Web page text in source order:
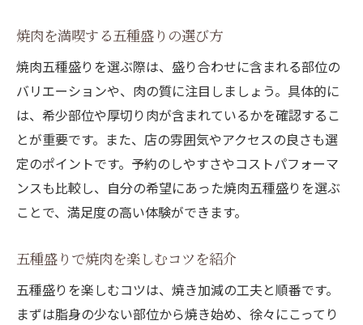
焼肉五種盛りを選ぶ際のポイントまとめ
焼肉五種盛り選びで重視したいポイント
満足度を高める焼肉五種盛りの選び方
焼肉五種盛りを選ぶ時に確認すべきこと
自分好みの焼肉五種盛りを見つけるコツ
焼肉五種盛り選びの注意点とアドバイス
焼肉五種盛りを賢く選ぶためのヒント
コスパ重視で選ぶ焼肉五種盛りの楽しみ方
焼肉五種盛りをコスパ重視で楽しむ方法
コスパの良い焼肉五種盛り活用術を紹介
焼肉五種盛りでお得感を味わうコツ
焼肉を満喫する五種盛りの選び方
焼肉五種盛りを選ぶ際は、盛り合わせに含まれる部位の
バリエーションや、肉の質に注目しましょう。具体的に
は、希少部位や厚切り肉が含まれているかを確認するこ
とが重要です。また、店の雰囲気やアクセスの良さも選
定のポイントです。予約のしやすさやコストパフォーマ
ンスも比較し、自分の希望にあった焼肉五種盛りを選ぶ
ことで、満足度の高い体験ができます。
五種盛りで焼肉を楽しむコツを紹介
五種盛りを楽しむコツは、焼き加減の工夫と順番です。
まずは脂身の少ない部位から焼き始め、徐々にこってり